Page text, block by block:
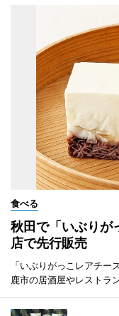
食べる
秋田で「いぶり
店で先行販売
「いぶりがっこレアチ
鹿市の居酒屋やレストラ